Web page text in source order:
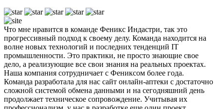
Что мне нравится в команде Феникс Индастри, так это
прогрессивный подход к своему делу. Команда находится на
волне новых технологий и последних тенденций IT
промышленности. Это практики, не просто знающие свое
дело, а реализующие все свои знания на реальных проектах.
Наша компания сотрудничает с Фениксом более года.
Команда разработала для нас сайт онлайн-аптеки с достаточно
сложной системой обмена данными и на сегодняшний день
продолжает техническое сопровождение. Учитывая их